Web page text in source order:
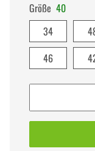
Größe 40
34
46